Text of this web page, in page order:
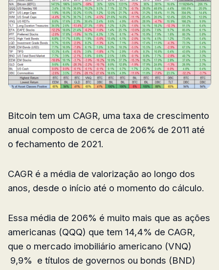
Bitcoin tem um CAGR, uma taxa de crescimento
anual composto de cerca de 206% de 2011 até
o fechamento de 2021.
CAGR é a média de valorização ao longo dos
anos, desde o início até o momento do cálculo.
Essa média de 206% é muito mais que as ações
americanas (QQQ) que tem 14,4% de CAGR,
que o mercado imobiliário americano (VNQ)
9,9% e títulos de governos ou bonds (BND)